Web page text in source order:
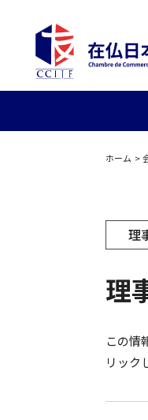
ホーム
理
理
この情
リック